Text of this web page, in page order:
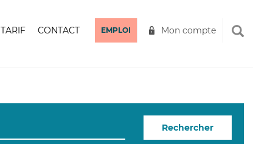
TARIF CONTACT EMPLOI Mon compte
Rechercher